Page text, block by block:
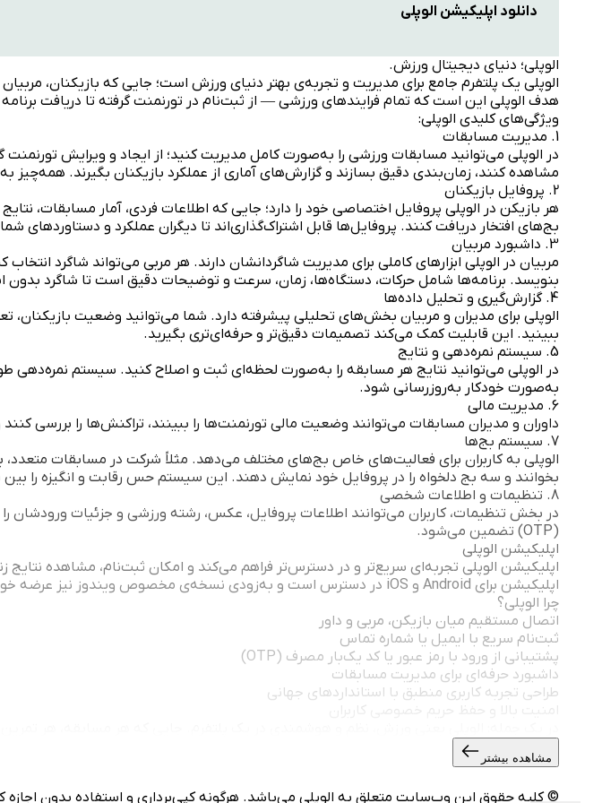
دانلود اپلیکیشن الوپلی
الوپلی؛ دنیای دیجیتال ورزش.
الوپلی یک پلتفرم جامع برای مدیریت و تجربه‌ی بهتر دنیای ورزش است؛ جایی که بازیکنان،
هدف الوپلی این است که تمام فرایندهای ورزشی — از ثبت‌نام در تورنمنت گرفته تا دریافت
ویژگی‌های کلیدی الوپلی:
1. مدیریت مسابقات
در الوپلی می‌توانید مسابقات ورزشی را به‌صورت کامل مدیریت کنید؛ از ایجاد و ویرایش
مشاهده کنند، زمان‌بندی دقیق بسازند و گزارش‌های آماری از عملکرد بازیکنان بگیرند.
2. پروفایل بازیکنان
هر بازیکن در الوپلی پروفایل اختصاصی خود را دارد؛ جایی که اطلاعات فردی، آمار مسابقات،
بج‌های افتخار دریافت کنند. پروفایل‌ها قابل اشتراک‌گذاری‌اند تا دیگران عملکرد و دستاوردهای شما
3. داشبورد مربیان
مربیان در الوپلی ابزارهای کاملی برای مدیریت شاگردانشان دارند. هر مربی می‌تواند شاگرد
بنویسد. برنامه‌ها شامل حرکات، دستگاه‌ها، زمان، سرعت و توضیحات دقیق است تا شاگرد بدون
4. گزارش‌گیری و تحلیل داده‌ها
الوپلی برای مدیران و مربیان بخش‌های تحلیلی پیشرفته دارد. شما می‌توانید وضعیت بازیکنان،
ببینید. این قابلیت کمک می‌کند تصمیمات دقیق‌تر و حرفه‌ای‌تری بگیرید.
5. سیستم نمره‌دهی و نتایج
در الوپلی می‌توانید نتایج هر مسابقه را به‌صورت لحظه‌ای ثبت و اصلاح کنید. سیستم نمره‌دهی
به‌صورت خودکار به‌روزرسانی شود.
6. مدیریت مالی
داوران و مدیران مسابقات می‌توانند وضعیت مالی تورنمنت‌ها را ببینند، تراکنش‌ها را بررسی
7. سیستم بج‌ها
الوپلی به کاربران برای فعالیت‌های خاص بج‌های مختلف می‌دهد. مثلاً شرکت در مسابقات متعدد،
بخوانند و سه بج دلخواه را در پروفایل خود نمایش دهند. این سیستم حس رقابت و انگیزه را
8. تنظیمات و اطلاعات شخصی
در بخش تنظیمات، کاربران می‌توانند اطلاعات پروفایل، عکس، رشته ورزشی و جزئیات ورودشان
(OTP) تضمین می‌شود.
اپلیکیشن الوپلی
اپلیکیشن الوپلی تجربه‌ای سریع‌تر و در دسترس‌تر فراهم می‌کند و امکان ثبت‌نام، مشاهده
اپلیکیشن برای Android و iOS در دسترس است و به‌زودی نسخه‌ی مخصوص ویندوز نیز عرضه خواهد شد.
چرا الوپلی؟
اتصال مستقیم میان بازیکن، مربی و داور
ثبت‌نام سریع با ایمیل یا شماره تماس
پشتیبانی از ورود با رمز عبور یا کد یک‌بار مصرف (OTP)
داشبورد حرفه‌ای برای مدیریت مسابقات
طراحی تجربه کاربری منطبق با استانداردهای جهانی
مشاهده بیشتر
© کلیه حقوق این وب‌سایت متعلق به الوپلی می‌باشد. هرگونه کپی‌برداری و استفاده بدون اجازه